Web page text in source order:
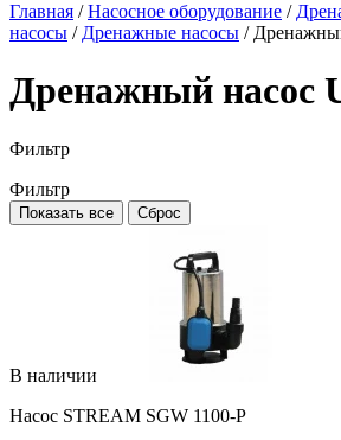
Главная /Насосное оборудование /
насосы / Дренажные насосы /
Дренажный насос
Фильтр
Фильтр
Показать все Сброс
В наличии
Насос STREAM SGW 1100-P